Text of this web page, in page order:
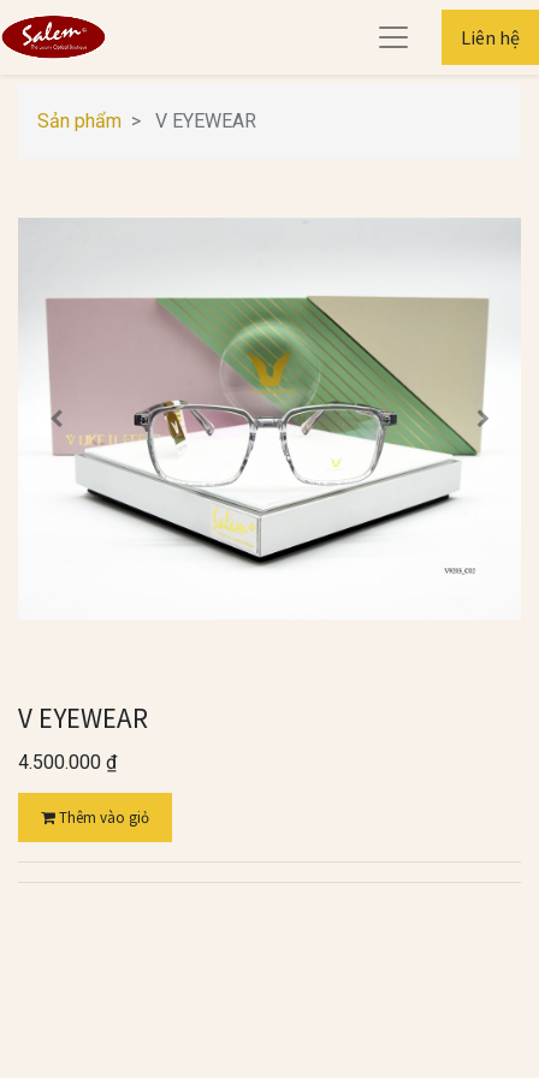
Liên hệ
Sản phẩm V EYEWEAR
V EYEWEAR
4.500.000 ₫
Thêm vào giỏ